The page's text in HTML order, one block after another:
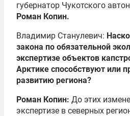
губернатор Чукотского
Роман Копин.
Владимир Станулевич:
закона по обязательной
экспертизе объектов
Арктике способствуют или
развитию региона?
Роман Копин: До этих
экспертизе в северных